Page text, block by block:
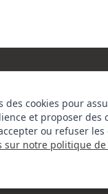
des cookies pour
et proposer des
ou refuser
sur notre politique